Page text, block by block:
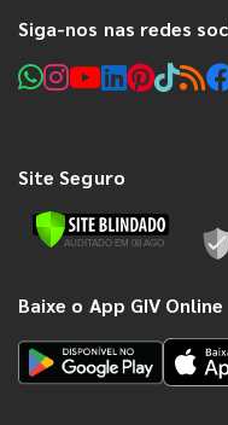
Siga-nos nas redes
Site Seguro
Baixe o App GIV Online